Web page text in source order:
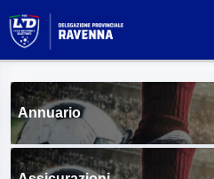
Annuario